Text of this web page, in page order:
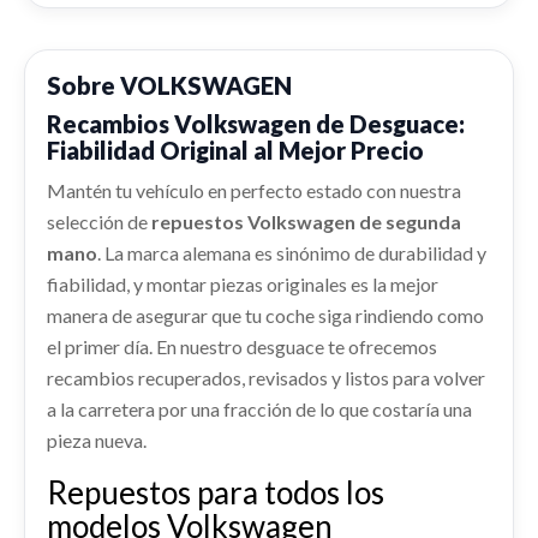
PILOTO TRASERO DERECHO INTERIOR
5G0945094AC
PILOTO TRASERO DERECHO INTERIOR... usado.
BLUEMOTION
Ref: 2968646 OEM: 5G0945094AC
192,79 €
REFUERZO PARAGOLPES DELANTERO
REFUERZO PARAGOLPES DELANTERO... usado.
VOLKSWAGEN GOLF VII LIM. ADVANCE
usado.
VOLKSWAGEN GOLF VII LIM. ADVANCE
Ref:
2314748
247,78 € shopping_cart
PARAGOLPES TRASERO 5G6807417AR /
5G6807417APGRU
PARAGOLPES TRASERO 5G6807417AR /... usado.
BLUEMOTION
2314740
132,29 € shopping_cart
CUADRO INSTRUMENTOS 5G0920861A
CUADRO INSTRUMENTOS 5G0920861A usado.
VOLKSWAGEN GOLF VII LIM. ADVANCE
BLUEMOTION
Ref: 2314730 OEM: 5G0920861A
82,79 € shopping_cart
ESPEJO RETROVISOR INTERIOR
7N0857511L / 5N0857511SMA
ESPEJO RETROVISOR INTERIOR... usado.
VOLKSWAGEN GOLF VII LIM. ADVANCE
OEM: 7N0857511L / 5N0857511SMA
Sobre VOLKSWAGEN
Recambios Volkswagen de Desguace:
Fiabilidad Original al Mejor Precio
Mantén tu vehículo en perfecto estado con nuestra
selección de repuestos Volkswagen de segunda
mano. La marca alemana es sinónimo de durabilidad y
fiabilidad, y montar piezas originales es la mejor
manera de asegurar que tu coche siga rindiendo como
el primer día. En nuestro desguace te ofrecemos
recambios recuperados, revisados y listos para volver
a la carretera por una fracción de lo que costaría una
pieza nueva.
Repuestos para todos los
modelos Volkswagen